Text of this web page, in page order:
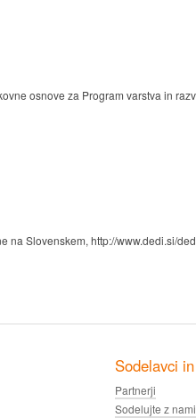
osnove za Program varstva in
na Slovenskem, http://www.dedi.si/
Sodelavci
Partnerji
Sodelujte z nami